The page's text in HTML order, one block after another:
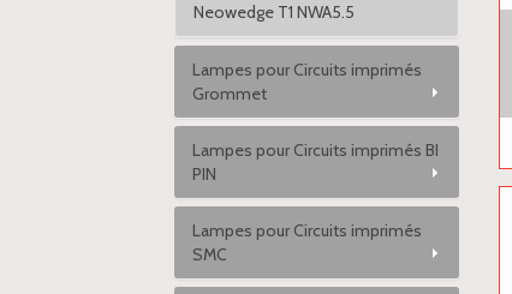
Neowedge T1 NWA5.5
Lampes pour Circuits imprimés
Grommet
Lampes pour Circuits imprimés BI
PIN
Lampes pour Circuits imprimés
SMC